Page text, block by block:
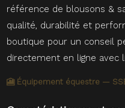
référence de blousons &
qualité, durabilité et
boutique pour un conseil
directement en ligne avec
🎦 Équipement équestre —